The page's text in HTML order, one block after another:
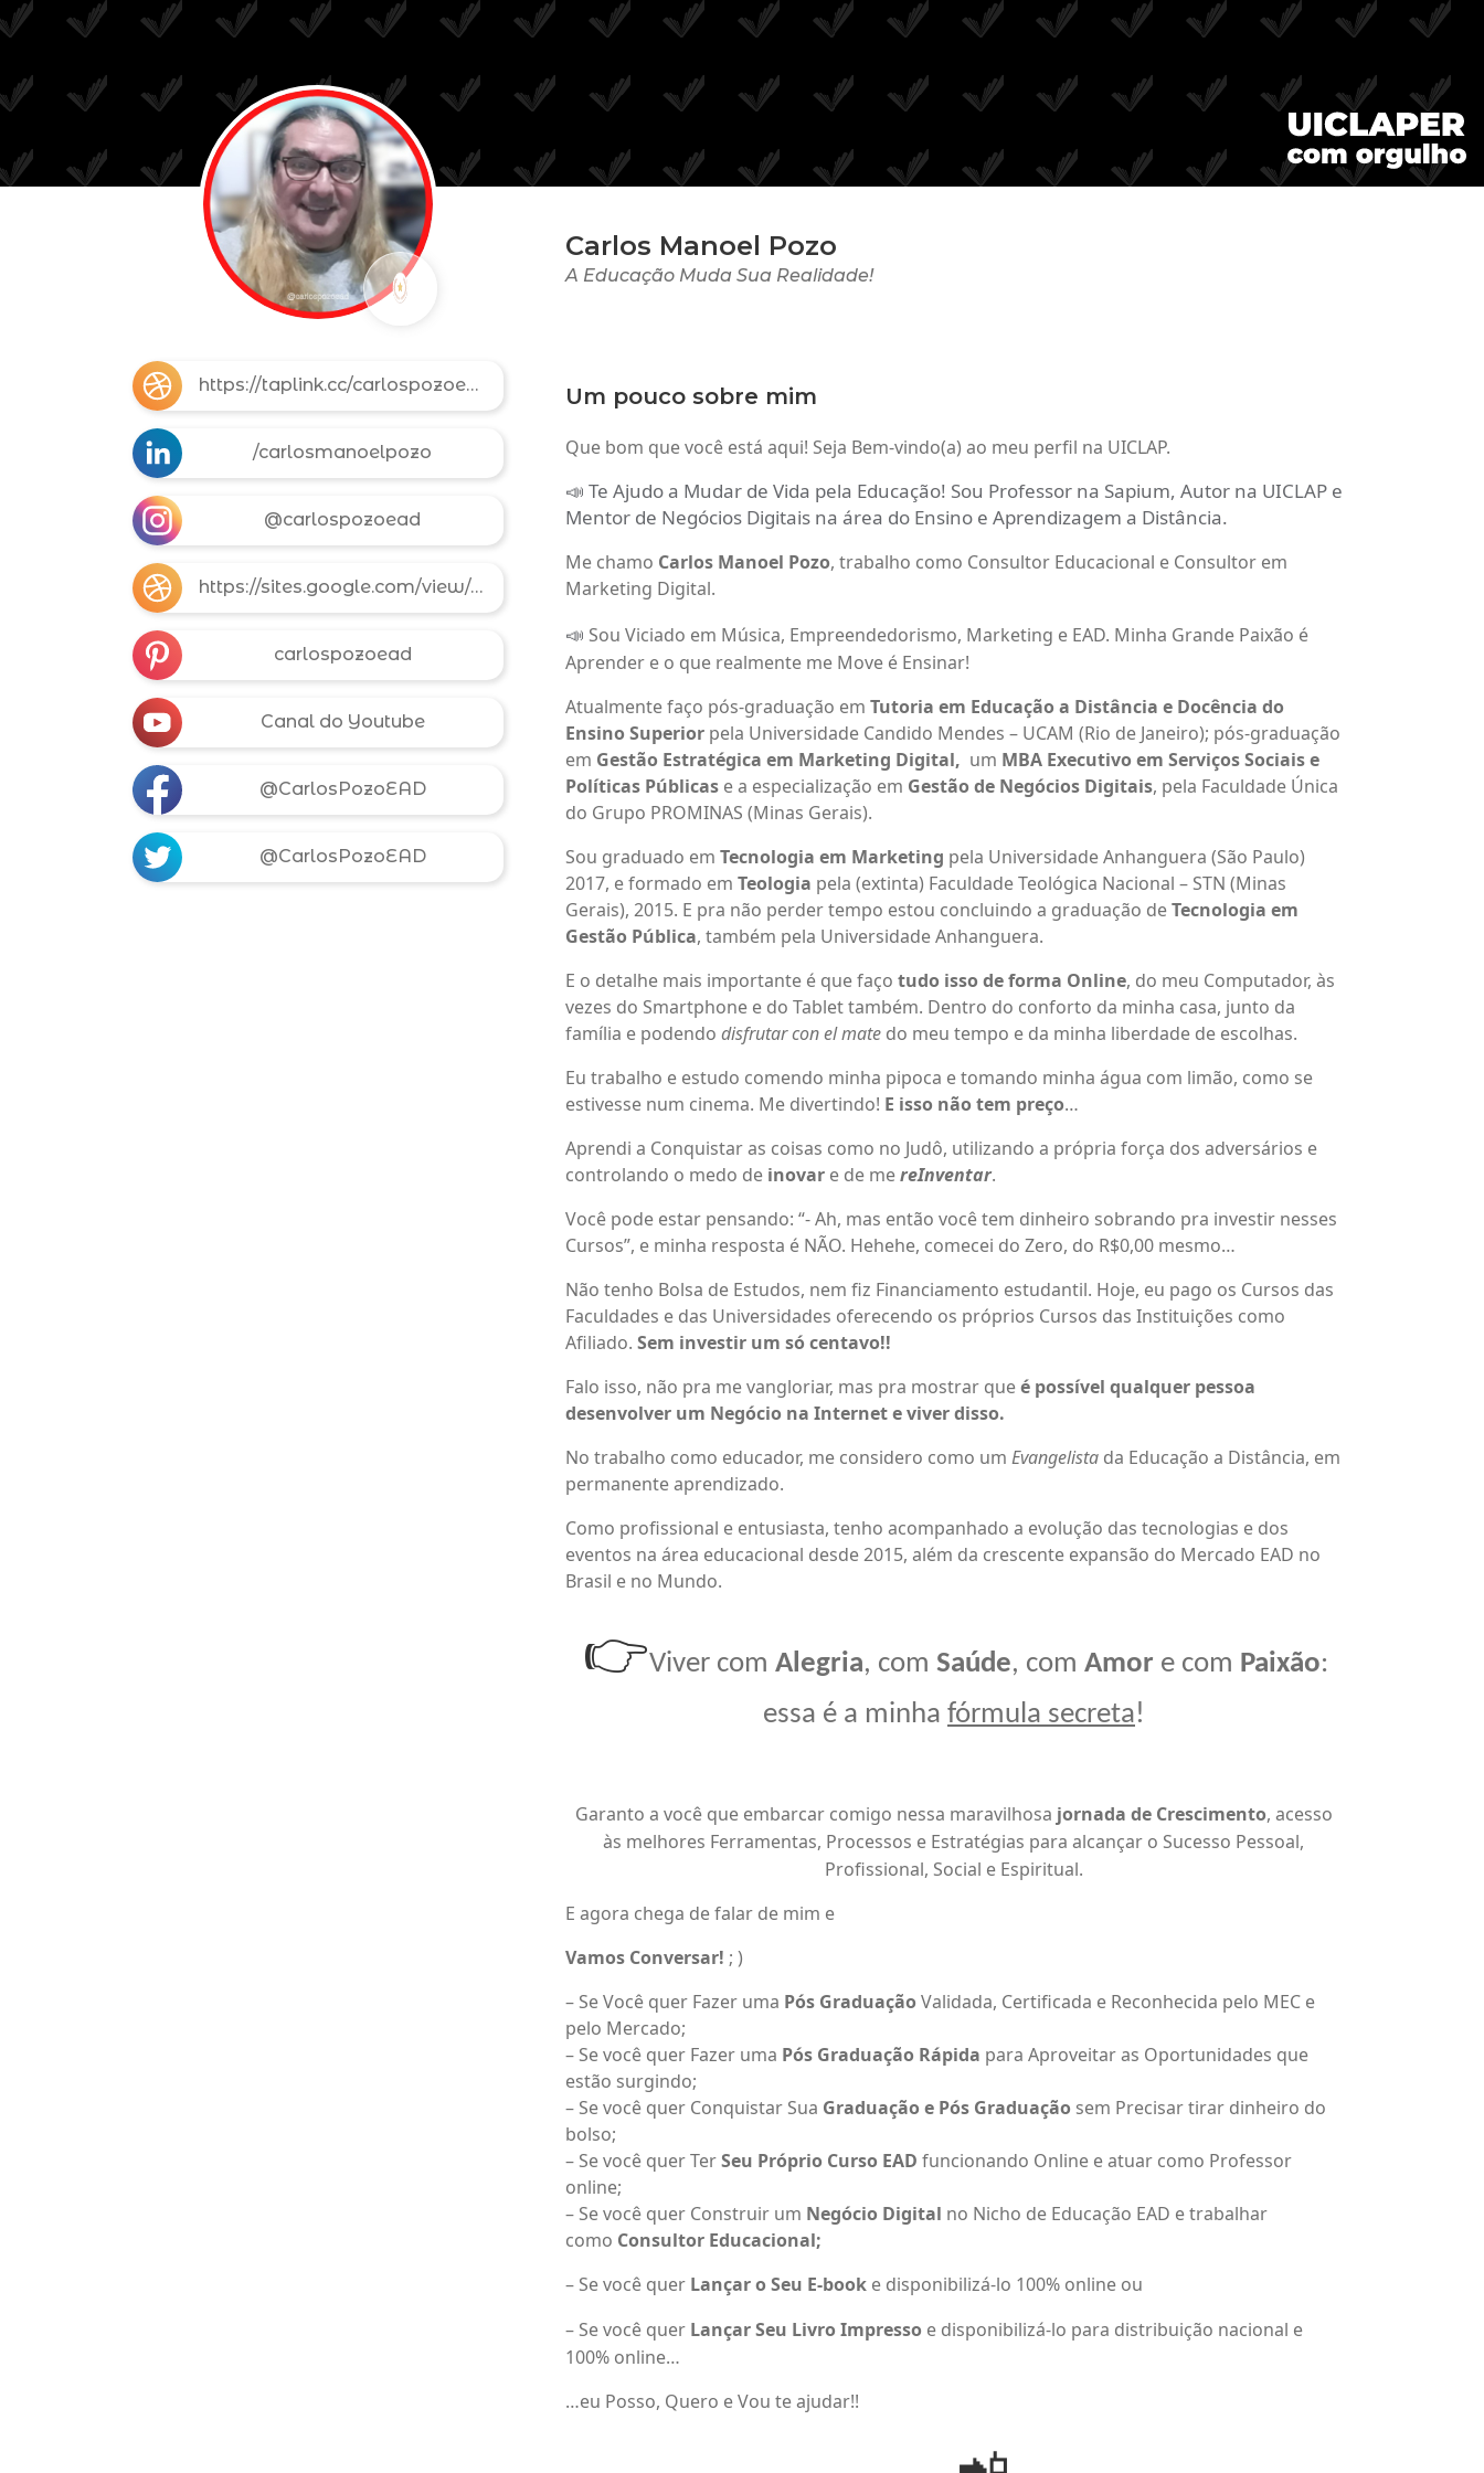
https://taplink.cc/carlospozoead
/carlosmanoelpozo
@carlospozoead
https://sites.google.com/view/carlospozoead/
carlospozoead
Canal do Youtube
@CarlosPozoEAD
@CarlosPozoEAD
Carlos Manoel Pozo
A Educação Muda Sua Realidade!
Um pouco sobre mim
Que bom que você está aqui! Seja Bem-vindo(a) ao meu perfil na UICLAP.
📣 Te Ajudo a Mudar de Vida pela Educação! Sou Professor na Sapium, Autor na UICLAP e
Mentor de Negócios Digitais na área do Ensino e Aprendizagem a Distância.
Me chamo Carlos Manoel Pozo, trabalho como Consultor Educacional e Consultor em
Marketing Digital.
📣 Sou Viciado em Música, Empreendedorismo, Marketing e EAD. Minha Grande Paixão é
Aprender e o que realmente me Move é Ensinar!
Atualmente faço pós-graduação em Tutoria em Educação a Distância e Docência do
Ensino Superiorpela Universidade Candido Mendes – UCAM (Rio de Janeiro); pós-graduação
em Gestão Estratégica em Marketing Digital, um MBA Executivo em Serviços Sociais e
Políticas Públicas e a especialização em Gestão de Negócios Digitais, pela Faculdade Única
do Grupo PROMINAS (Minas Gerais).
Sou graduado em Tecnologia em Marketing pela Universidade Anhanguera (São Paulo)
2017, e formado em Teologia pela (extinta) Faculdade Teológica Nacional – STN (Minas
Gerais), 2015. E pra não perder tempo estou concluindo a graduação deTecnologia em
Gestão Pública, também pela Universidade Anhanguera.
E o detalhe mais importante é que faço tudo isso de forma Online, do meu Computador, às
vezes do Smartphone e do Tablet também. Dentro do conforto da minha casa, junto da
família e podendo disfrutar con el matedo meu tempo e da minha liberdade de escolhas.
Eu trabalho e estudo comendo minha pipoca e tomando minha água com limão, como se
estivesse num cinema. Me divertindo! E isso não tem preço…
Aprendi a Conquistar as coisas como no Judô, utilizando a própria força dos adversários e
controlando o medo de inovare de mereInventar.
Você pode estar pensando: “- Ah, mas então você tem dinheiro sobrando pra investir nesses
Cursos”, e minha resposta é NÃO. Hehehe, comecei do Zero, do R$0,00 mesmo…
Não tenho Bolsa de Estudos, nem fiz Financiamento estudantil. Hoje, eu pago os Cursos das
Faculdades e das Universidades oferecendo os próprios Cursos das Instituições como
Afiliado. Sem investir um só centavo!!
Falo isso, não pra me vangloriar, mas pra mostrar queé possível qualquer pessoa
desenvolver um Negócio na Internet e viver disso.
No trabalho como educador, me considero como um Evangelistada Educação a Distância, em
permanente aprendizado.
Como profissional e entusiasta, tenho acompanhado a evolução das tecnologias e dos
eventos na área educacional desde 2015, além da crescente expansão do Mercado EAD no
Brasil e no Mundo.
👉Viver comAlegria, comSaúde, comAmor e com Paixão:
essa é a minha fórmula secreta!
Garanto a você que embarcar comigo nessa maravilhosa jornada de Crescimento, acesso
às melhores Ferramentas, Processos e Estratégias para alcançar o Sucesso Pessoal,
Profissional, Social e Espiritual.
E agora chega de falar de mim e
Vamos Conversar! ; )
– Se Você quer Fazer uma Pós GraduaçãoValidada, Certificada e Reconhecida pelo MEC e
pelo Mercado;
– Se você quer Fazer uma Pós Graduação Rápida para Aproveitar as Oportunidades que
estão surgindo;
– Se você quer Conquistar Sua Graduação e Pós Graduaçãosem Precisar tirar dinheiro do
bolso;
– Se você quer TerSeu Próprio Curso EAD funcionando Online e atuar como Professor
online;
– Se você quer Construir um Negócio Digital no Nicho de Educação EAD e trabalhar
como Consultor Educacional;
– Se você quer Lançar o Seu E-booke disponibilizá-lo 100% online ou
– Se você quer Lançar Seu Livro Impressoe disponibilizá-lo para distribuição nacional e
100% online…
…eu Posso, Quero e Vou te ajudar!!